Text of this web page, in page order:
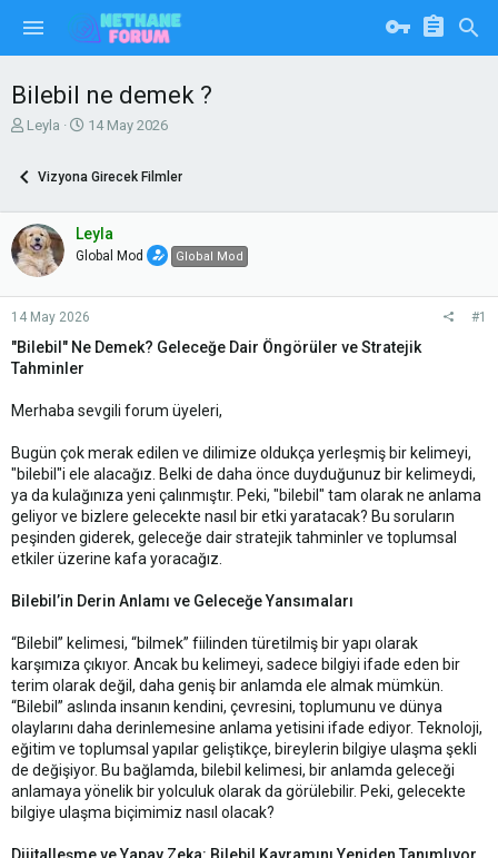
Bilebil ne demek ?
K
u
u
b
a
a
t
a
Leyla
B
l
g
ı
a
r
i
14 May 2026
Vizyona Girecek Filmler
Leyla
Global Mod Global Mod
14 May 2026 #1
"Bilebil" Ne Demek? Geleceğe Dair Öngörüler ve Stratejik
Tahminler
Merhaba sevgili forum üyeleri,
Bugün çok merak edilen ve dilimize oldukça yerleşmiş bir kelimeyi,
"bilebil"i ele alacağız. Belki de daha önce duyduğunuz bir kelimeydi,
ya da kulağınıza yeni çalınmıştır. Peki, "bilebil" tam olarak ne anlama
geliyor ve bizlere gelecekte nasıl bir etki yaratacak? Bu soruların
peşinden giderek, geleceğe dair stratejik tahminler ve toplumsal
etkiler üzerine kafa yoracağız.
Bilebil’in Derin Anlamı ve Geleceğe Yansımaları
“Bilebil” kelimesi, “bilmek” fiilinden türetilmiş bir yapı olarak
karşımıza çıkıyor. Ancak bu kelimeyi, sadece bilgiyi ifade eden bir
terim olarak değil, daha geniş bir anlamda ele almak mümkün.
“Bilebil” aslında insanın kendini, çevresini, toplumunu ve dünya
olaylarını daha derinlemesine anlama yetisini ifade ediyor. Teknoloji,
eğitim ve toplumsal yapılar geliştikçe, bireylerin bilgiye ulaşma şekli
de değişiyor. Bu bağlamda, bilebil kelimesi, bir anlamda geleceği
anlamaya yönelik bir yolculuk olarak da görülebilir. Peki, gelecekte
bilgiye ulaşma biçimimiz nasıl olacak?